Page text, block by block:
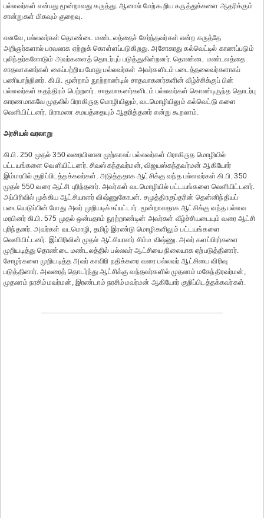
பல்லவர்கள் என்பது மூன்றாவது கருத்து. ஆனால் மேற்கூறிய கருத்துக்களை ஆதரிக்கும்
சான்றுகள் மிகவும் குறைவு.
எனவே, பல்லவர்கள் தொண்டை மண்டலத்தைச் சேர்ந்தவர்கள் என்ற கருத்தே
அறிஞர்களால் பரவலாக ஏற்றுக் கொள்ளப்படுகிறது. அசோகரது கல்வெட்டில் காணப்படும்
புலிந்தர்களோடும் அவர்களைத் தொடர்புப் படுத்துகின்றனர். தொண்டை மண்டலத்தை
சாதவாகனர்கள் கைப்பற்றிய போது பல்லவர்கள் அவர்களிடம் படைத்தலைவர்களாகப்
பணியாற்றினர். கி.பி. மூன்றாம் நூற்றாண்டில் சாதவாகனர்களின் வீழ்ச்சிக்குப் பின்
பல்லவர்கள் கதந்திரம் பெற்றனர். சாதவாகனர்களிடம் பல்லவர்கள் கொண்டிருந்த தொடர்பு
காரணமாகவே முதலில் பிராகிருத மொழியிலும், வடமொழியிலும் கல்வெட்டு களை
வெளியிட்டனர். பிராமண சமயத்தையும் ஆதரித்தனர் என்று கூறலாம்.
அரசியல் வரலாறு
கி.பி. 250 முதல் 350 வரையிலான முற்காலப் பல்லவர்கள் பிராகிருத மொழியில்
பட்டயங்களை வெளியிட்டனர். சிவஸ்கந்தவர்மன், விஜயஸ்கந்தவர்மன் ஆகியோர்
இம்மரபில் குறிப்பிடத்தக்கவர்கள். அடுத்ததாக ஆட்சிக்கு வந்த பல்லவர்கள் கி.பி. 350
முதல் 550 வரை ஆட்சி புரிந்தனர். அவர்கள் வடமொழியில் பட்டயங்களை வெளியிட்டனர்.
அப்பிரிவில் முக்கிய ஆட்சியாளர் விஷ்ணுகோபன். சமுத்திரகுப்தரின் தென்னிந்தியப்
படையெடுப்பின் போது அவர் முறியடிக்கப்பட்டார். மூன்றாவதாக ஆட்சிக்கு வந்த பல்லவ
மரபினர் கி.பி. 575 முதல் ஒன்பதாம் நூற்றாண்டின் அவர்கள் வீழ்ச்சியடையும் வரை ஆட்சி
புரிந்தனர். அவர்கள் வடமொழி, தமிழ் இரண்டு மொழிகளிலும் பட்டயங்களை
வெளியிட்டனர். இப்பிரிவின் முதல் ஆட்சியாளர் சிம்ம விஷ்ணு. அவர் களப்பிரர்களை
முறியடித்து தொண்டை மண்டலத்தில் பல்லவர் ஆட்சியை நிலையாக ஏற்படுத்தினார்.
சோழர்களை முறியடித்த அவர் காவிரி நதிக்கரை வரை பல்லவர் ஆட்சியை விரிவு
படுத்தினார். அவரைத் தொடர்ந்து ஆட்சிக்கு வந்தவர்களில் முதலாம் மகேந்திரவர்மன்,
முதலாம் நரசிம்மவர்மன், இரண்டாம் நரசிம்மவர்மன் ஆகியோர் குறிப்பிடத்தக்கவர்கள்.